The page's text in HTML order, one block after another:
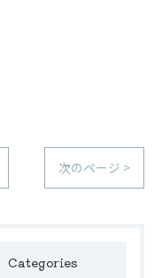
次のページ >
Categories